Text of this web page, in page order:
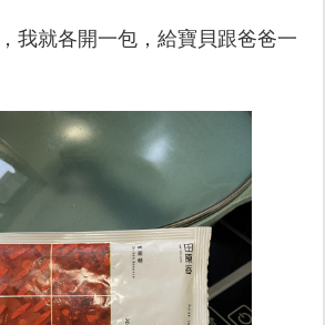
我就各開一包，給寶貝跟爸爸一